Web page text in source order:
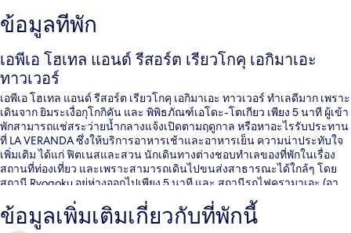
ข้อมูลที่พัก
เอพีเอ โฮเทล แอนด์ รีสอร์ต เรียวโกคุ เอกิมาเอะ
ทาวเวอร์
เอพีเอ โฮเทล แอนด์ รีสอร์ต เรียวโกคุ เอกิมาเอะ ทาวเวอร์ ทำเลดีมาก เพราะ
เดินจาก ยิมระเงื่อกุโกกิคัน และ พิพิธภัณฑ์เอโดะ-โตเกียว เพียง 5 นาที ผู้เข้า
พักสามารถแช่สระว่ายน้ำกลางแจ้งเปิดตามฤดูกาล หรือหาอะไรรับประทาน
ที่ LA VERANDA ซึ่งให้บริการอาหารเช้าและอาหารเย็น ความน่าประทับใจ
เพิ่มเติม ได้แก่ ฟิตเนสและสวน นักเดินทางต่างชอบทำเลของที่พักในเรื่อง
สถานที่ท่องเที่ยว และเพราะสามารถเดินไปขนส่งสาธารณะได้ใกล้ๆ โดย
สถานี Ryogoku อยู่ห่างออกไปเพียง 5 นาที และ สถานีรถไฟคุรามาเอะ (อา
ข้อมูลเพิ่มเติมเกี่ยวกับที่พักนี้